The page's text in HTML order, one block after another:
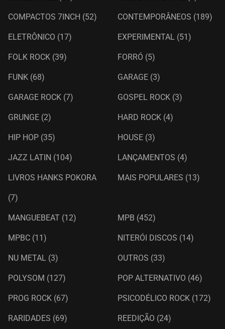
COMPACTOS 7INCH (52) CONTEMPORÂNEOS (189)
ELETRÔNICO (17) EXPERIMENTAL (51)
FOLK ROCK (39) FORRÓ (5)
FUNK (68) GARAGE (3)
GARAGE ROCK (7) GOSPEL ROCK (3)
GRUNGE (2) HARD ROCK (4)
HIP HOP (35) HOUSE (3)
JAZZ LATIN (104) LANÇAMENTOS (4)
LIVROS HANKS POKORA
(7)
MAIS POPULARES (13)
MANGUEBEAT (12) MPB (452)
MPBC (11) NITERÓI DISCOS (14)
NU METAL (3) OUTROS (33)
POLYSOM (127) POP ALTERNATIVO (46)
PROG ROCK (67) PSICODÉLICO ROCK (172)
RARIDADES (69) REEDIÇÃO (24)